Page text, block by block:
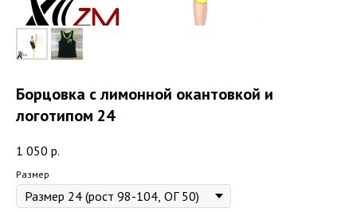
Борцовка с лимонной окантовкой и
логотипом 24
1 050 р.
Размер